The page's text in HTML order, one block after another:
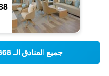
جميع الفنادق الـ 2,868 في توريمولينوس